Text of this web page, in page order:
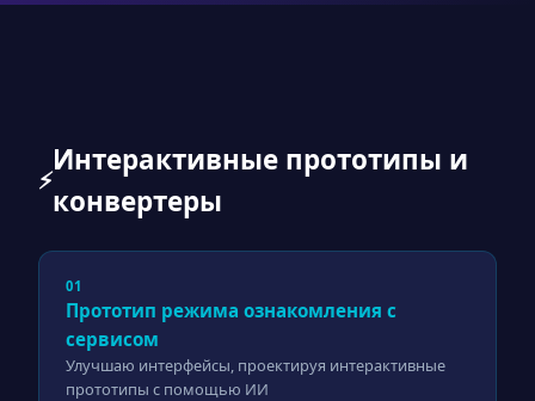
⚡
Интерактивные прототипы и
конвертеры
01
Прототип режима ознакомления с
сервисом
Улучшаю интерфейсы, проектируя интерактивные
прототипы с помощью ИИ